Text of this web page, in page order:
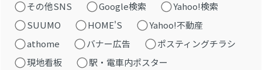
その他SNS
Google検索
Yahoo!検索
SUUMO
HOME'S
Yahoo!不動産
athome
バナー広告
ポスティングチラシ
現地看板
駅・電車内ポスター